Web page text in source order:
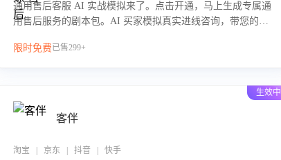
通用售后客服 AI 实战模拟来了。点击开通，马上生成专属通
用售后服务的剧本包。AI 买家模拟真实进线咨询，带您的客
对要点，轻松提升服务能力。
限时免费已售299+
生效中
客伴
淘宝 | 京东 | 抖音 | 快手